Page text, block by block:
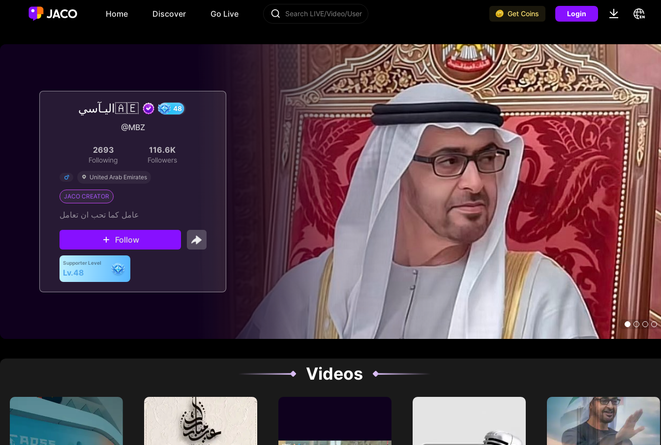
Home Discover Go Live Search LIVE/Video/User Get Coins Login
اليـآسي🇦🇪
@MBZ
2693
Following
116.6K
Followers
United Arab Emirates
JACO CREATOR
عامل كما تحب ان تعامل
Follow
Supporter Level
Lv.48
Videos